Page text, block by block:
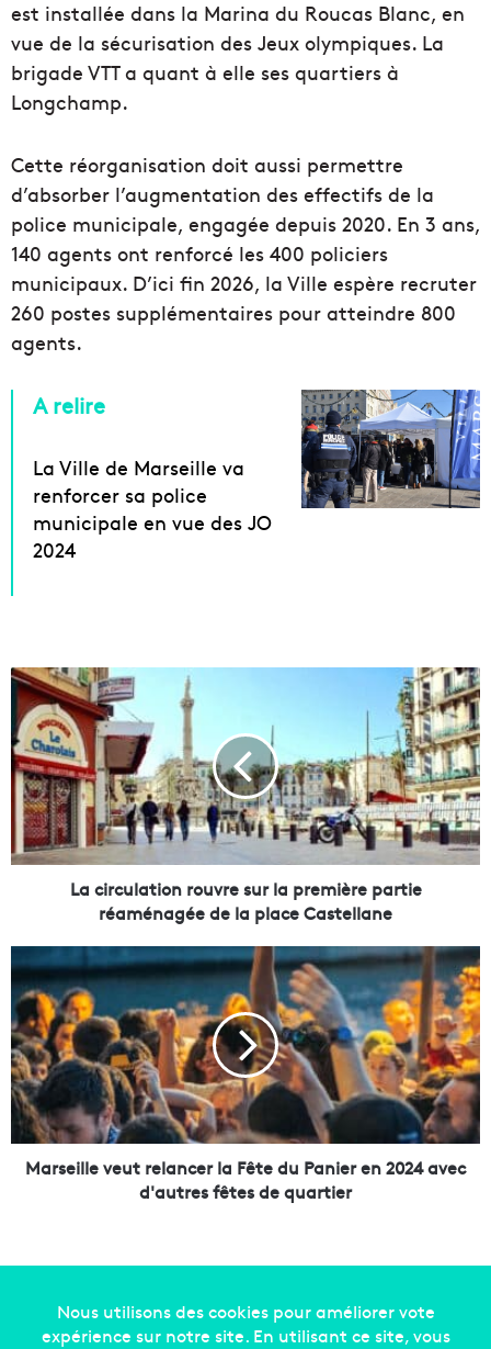
est installée dans la Marina du Roucas Blanc, en
vue de la sécurisation des Jeux olympiques. La
brigade VTT a quant à elle ses quartiers à
Longchamp.
Cette réorganisation doit aussi permettre
d’absorber l’augmentation des effectifs de la
police municipale, engagée depuis 2020. En 3 ans,
140 agents ont renforcé les 400 policiers
municipaux. D’ici fin 2026, la Ville espère recruter
260 postes supplémentaires pour atteindre 800
agents.
A relire
La Ville de Marseille va
renforcer sa police
municipale en vue des JO
2024
L
a
c
i
r
a
n
r
o
u
v
r
e
s
u
La circulation rouvre sur la première partie
réaménagée de la place Castellane
a
r
s
e
i
l
e
Marseille veut relancer la Fête du Panier en 2024 avec
d'autres fêtes de quartier
Copyright © 2014-2022Made in Marseille. Tous droits